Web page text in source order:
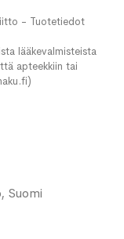
- Tuotetiedot
lääkevalmisteista
apteekkiin tai
Suomi